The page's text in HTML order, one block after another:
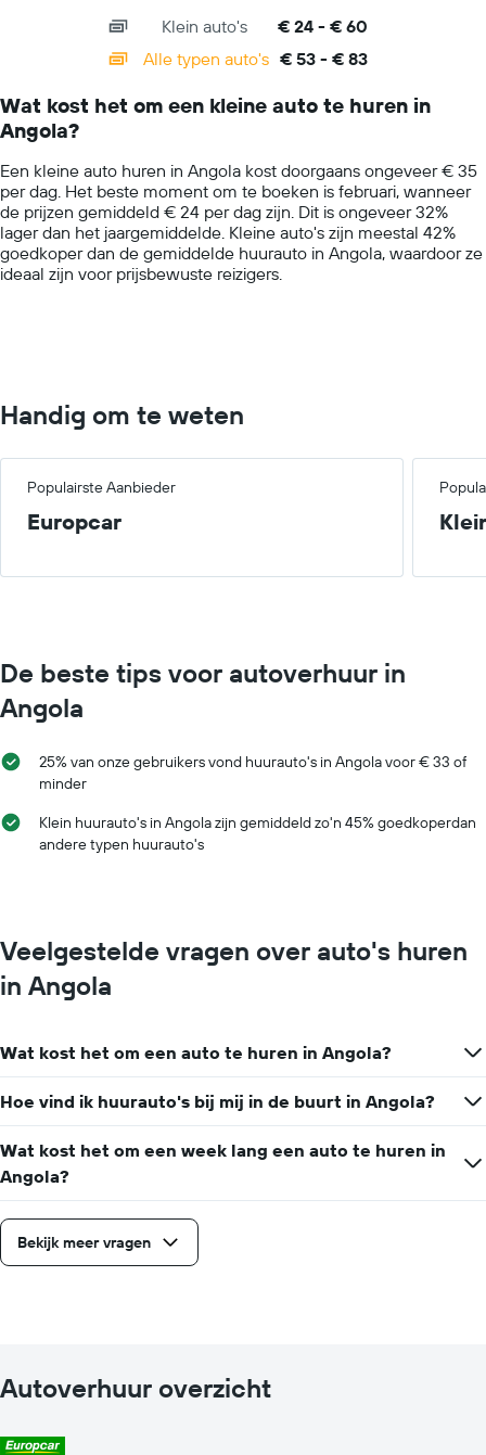
categories.
The
has
1
Y
axis
displaying
values.
Klein auto's
€ 24 - € 60
Alle typen auto's € 53 - € 83
Wat kost het om een kleine auto te huren in
Angola?
Een kleine auto huren in Angola kost doorgaans ongeveer € 35
per dag. Het beste moment om te boeken is februari, wanneer
de prijzen gemiddeld € 24 per dag zijn. Dit is ongeveer 32%
lager dan het jaargemiddelde. Kleine auto's zijn meestal 42%
goedkoper dan de gemiddelde huurauto in Angola, waardoor ze
ideaal zijn voor prijsbewuste reizigers.
Handig om te weten
Populairste Aanbieder
Europcar
De beste tips voor autoverhuur in
Angola
25% van onze gebruikers vond huurauto's in Angola voor € 33 of
minder
Klein huurauto's in Angola zijn gemiddeld zo'n 45% goedkoperdan
andere typen huurauto's
Veelgestelde vragen over auto's huren
in Angola
Wat kost het om een auto te huren in Angola?
Hoe vind ik huurauto's bij mij in de buurt in Angola?
Wat kost het om een week lang een auto te huren in
Angola?
Bekijk meer vragen
Autoverhuur overzicht